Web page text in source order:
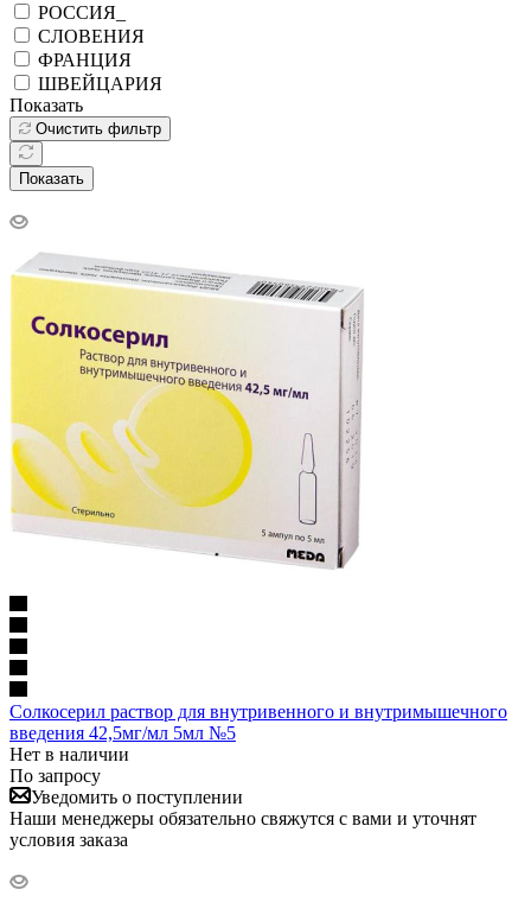
РОССИЯ_
СЛОВЕНИЯ
ФРАНЦИЯ
ШВЕЙЦАРИЯ
Показать
Очистить фильтр
Показать
Солкосерил раствор для внутривенного и внутримышечного
введения 42,5мг/мл 5мл №5
Нет в наличии
По запросу
Уведомить о поступлении
Наши менеджеры обязательно свяжутся с вами и уточнят
условия заказа